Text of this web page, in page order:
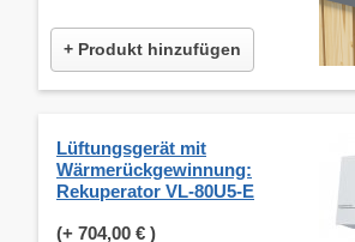
+ Produkt hinzufügen
Lüftungsgerät mit
Wärmerückgewinnung:
Rekuperator VL-80U5-E
(+ 704,00 € )